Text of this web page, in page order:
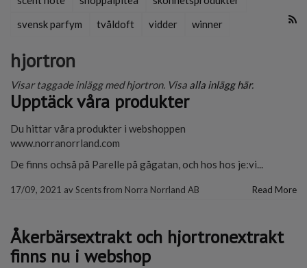
svensk parfym
tvåldoft vidder winner
hjortron
Visar taggade inlägg med hjortron. Visa alla inlägg här.
Upptäck våra produkter
Du hittar våra produkter i webshoppen
www.norranorrland.com
De finns ochså på Parelle på gågatan, och hos hos je:vi...
17/09, 2021 avScents from Norra Norrland AB Read More
Åkerbärsextrakt och hjortronextrakt
finns nu i webshop